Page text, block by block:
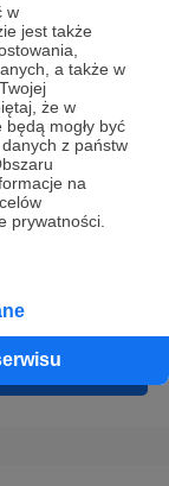
w
jest także
a także w
że w
mogły być
z państw
na
prywatności.
danych
w celu
ta może zostać
dalej